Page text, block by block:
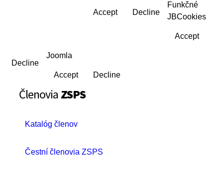
Accept Decline
Funkčné
JBCookies
Accept
Decline
Joomla
Accept Decline
Členovia ZSPS
Katalóg členov
Čestní členovia ZSPS